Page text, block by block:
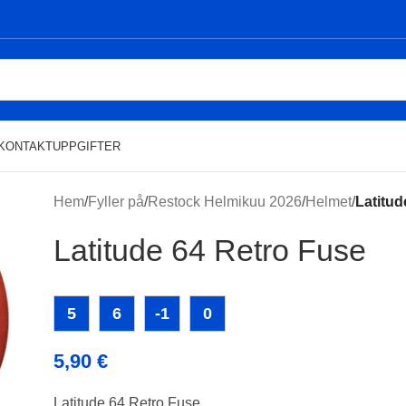
Hem/Fyller på/Restock Helmikuu 2026/Helmet/
Latitude 64 Retro Fuse
5 6 -1 0
5,90 €
Latitude 64 Retro Fuse